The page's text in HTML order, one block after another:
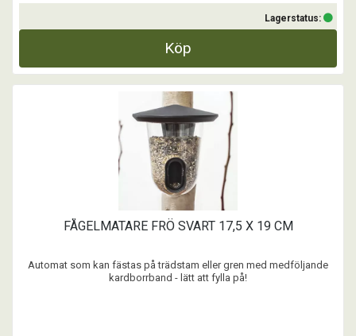
Lagerstatus:
Köp
FÅGELMATARE FRÖ SVART 17,5 X 19 CM
Automat som kan fästas på trädstam eller gren med medföljande
kardborrband - lätt att fylla på!